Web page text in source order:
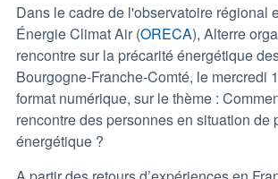
Dans le cadre de l'observatoire régional
Énergie Climat Air (ORECA), Alterre
rencontre sur la précarité énergétique
Bourgogne-Franche-Comté, le mercredi
format numérique, sur le thème :
rencontre des personnes en situation de
énergétique ?